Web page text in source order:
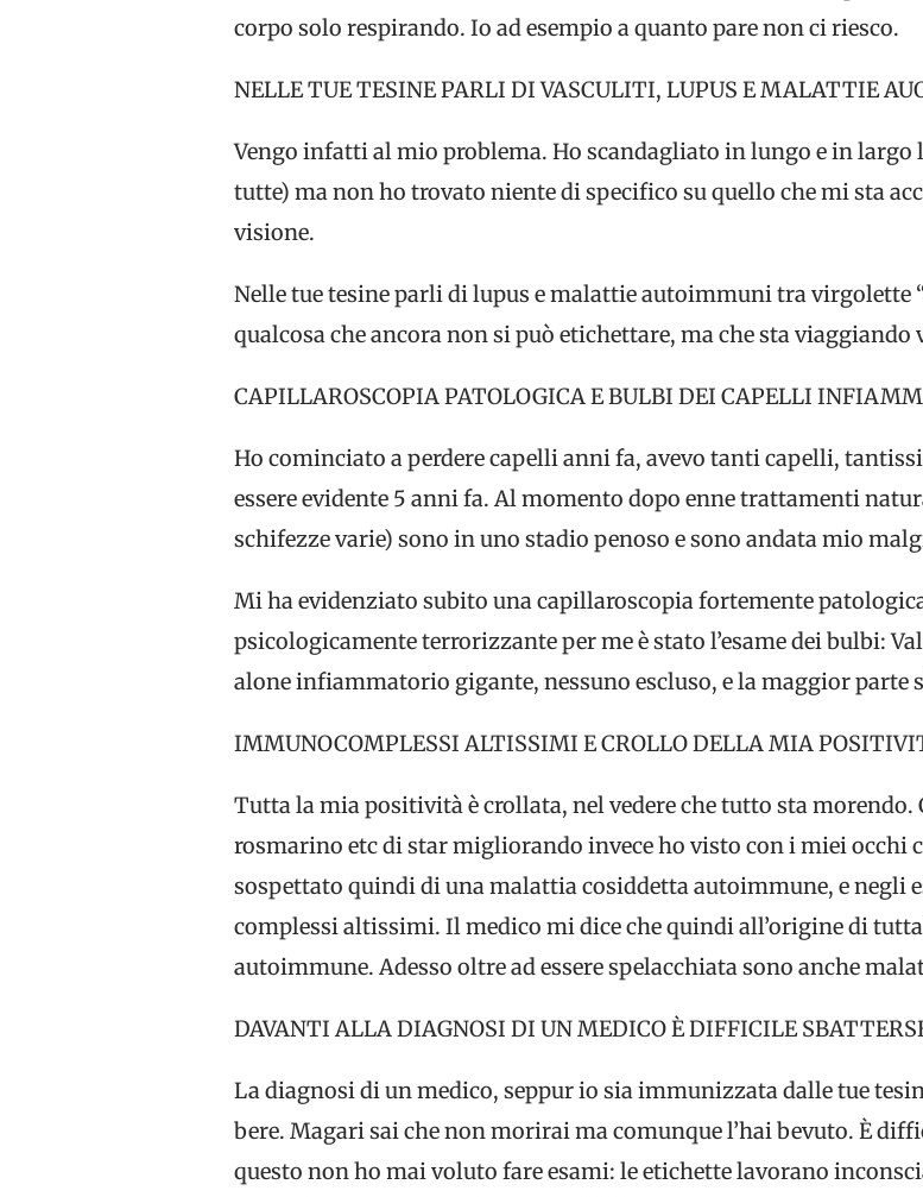
corpo solo respirando. Io ad esempio a quanto pare non ci riesco.
NELLE TUE TESINE PARLI DI VASCULITI, LUPUS E MALATTIE
Vengo infatti al mio problema. Ho scandagliato in lungo e in largo
tutte) ma non ho trovato niente di specifico su quello che mi sta
visione.
Nelle tue tesine parli di lupus e malattie autoimmuni tra virgolette
qualcosa che ancora non si può etichettare, ma che sta
CAPILLAROSCOPIA PATOLOGICA E BULBI DEI CAPELLI
Ho cominciato a perdere capelli anni fa, avevo tanti capelli,
essere evidente 5 anni fa. Al momento dopo enne trattamenti
schifezze varie) sono in uno stadio penoso e sono andata mio
Mi ha evidenziato subito una capillaroscopia fortemente
psicologicamente terrorizzante per me è stato l’esame dei bulbi:
alone infiammatorio gigante, nessuno escluso, e la maggior parte
IMMUNOCOMPLESSI ALTISSIMI E CROLLO DELLA MIA
Tutta la mia positività è crollata, nel vedere che tutto sta morendo.
rosmarino etc di star migliorando invece ho visto con i miei occhi
sospettato quindi di una malattia cosiddetta autoimmune, e negli
complessi altissimi. Il medico mi dice che quindi all’origine di
autoimmune. Adesso oltre ad essere spelacchiata sono anche
DAVANTI ALLA DIAGNOSI DI UN MEDICO È DIFFICILE
La diagnosi di un medico, seppur io sia immunizzata dalle tue
bere. Magari sai che non morirai ma comunque l’hai bevuto. È
questo non ho mai voluto fare esami: le etichette lavorano